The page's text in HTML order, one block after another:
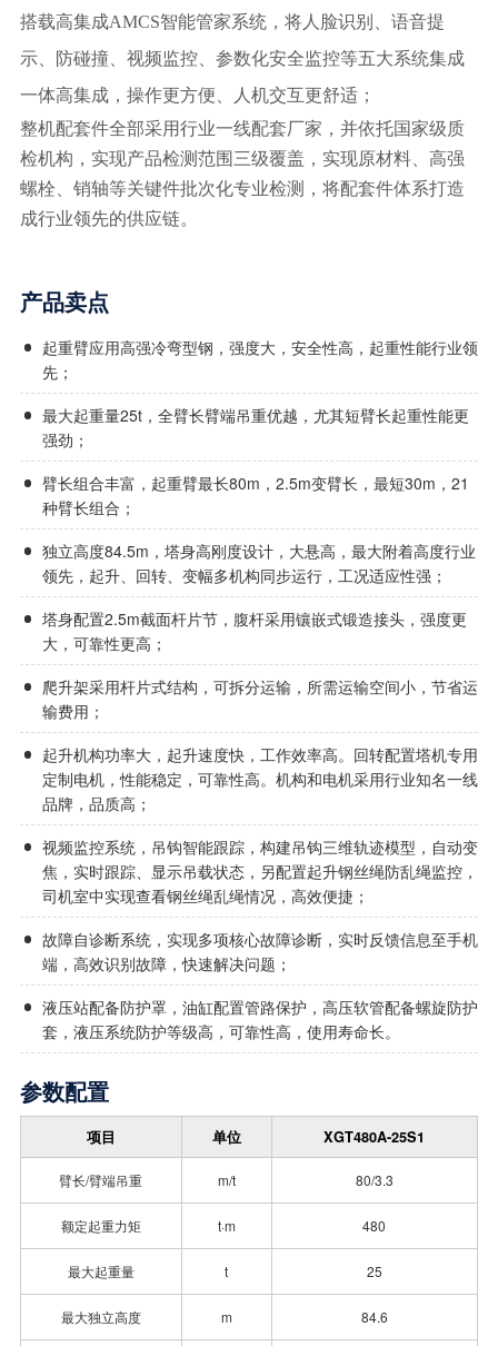
搭载高集成AMCS智能管家系统， 将人脸识别、语音提
示、防碰撞、视频监控、参数化安全监控等五大系统集成
一体高集成，操作更方便、人机交互更舒适；
整机配套件全部采用行业一线配套厂家，并依托国家级质
检机构，实现产品检测范围三级覆盖，实现原材料、高强
螺栓、销轴等关键件批次化专业检测，将配套件体系打造
成行业领先的供应链。
产品卖点
起重臂应用高强冷弯型钢，强度大，安全性高，起重性能行业领
先；
最大起重量25t，全臂长臂端吊重优越，尤其短臂长起重性能更
强劲；
臂长组合丰富，起重臂最长80m，2.5m变臂长，最短30m，21
种臂长组合；
独立高度84.5m，塔身高刚度设计，大悬高，最大附着高度行业
领先，起升、回转、变幅多机构同步运行，工况适应性强；
塔身配置2.5m截面杆片节，腹杆采用镶嵌式锻造接头，强度更
大，可靠性更高；
爬升架采用杆片式结构，可拆分运输，所需运输空间小，节省运
输费用；
起升机构功率大，起升速度快，工作效率高。回转配置塔机专用
定制电机，性能稳定，可靠性高。机构和电机采用行业知名一线
品牌，品质高；
视频监控系统，吊钩智能跟踪，构建吊钩三维轨迹模型，自动变
焦，实时跟踪、显示吊载状态，另配置起升钢丝绳防乱绳监控，
司机室中实现查看钢丝绳乱绳情况，高效便捷；
故障自诊断系统，实现多项核心故障诊断，实时反馈信息至手机
端，高效识别故障，快速解决问题；
液压站配备防护罩，油缸配置管路保护，高压软管配备螺旋防护
套，液压系统防护等级高，可靠性高，使用寿命长。
参数配置
项目 单位 XGT480A-25S1
臂长/臂端吊重 m/t 80/3.3
额定起重力矩 t·m 480
最大起重量 t 25
最大独立高度 m 84.6